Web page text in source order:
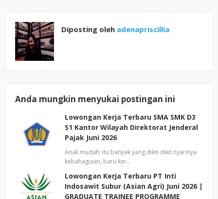
Diposting oleh adenapriscillia
Anda mungkin menyukai postingan ini
Lowongan Kerja Terbaru SMA SMK D3
S1 Kantor Wilayah Direktorat Jenderal
Pajak Juni 2026
Anak mudah; itu banyak yang dikit-dikit nyarinya
kebahagiaan, baru ker…
Lowongan Kerja Terbaru PT Inti
Indosawit Subur (Asian Agri) Juni 2026 |
GRADUATE TRAINEE PROGRAMME